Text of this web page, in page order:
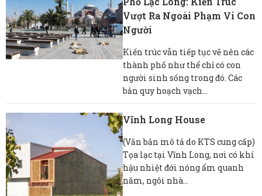
Vượt Ra Ngoài Phạm Vi Con
Người
Kiến trúc vẫn tiếp tục vẽ nên các
thành phố như thể chỉ có con
người sinh sống trong đó. Các
bản quy hoạch vạch...
Vĩnh Long House
(Văn bản mô tả do KTS cung cấp)
Tọa lạc tại Vĩnh Long, nơi có khí
hậu nhiệt đới nóng ẩm quanh
năm, ngôi nhà...